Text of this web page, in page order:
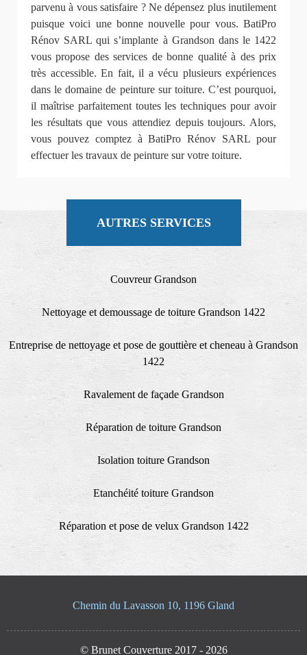
parvenu à vous satisfaire ? Ne dépensez plus inutilement
puisque voici une bonne nouvelle pour vous. BatiPro
Rénov SARL qui s’implante à Grandson dans le 1422
vous propose des services de bonne qualité à des prix
très accessible. En fait, il a vécu plusieurs expériences
dans le domaine de peinture sur toiture. C’est pourquoi,
il maîtrise parfaitement toutes les techniques pour avoir
les résultats que vous attendiez depuis toujours. Alors,
vous pouvez comptez à BatiPro Rénov SARL pour
effectuer les travaux de peinture sur votre toiture.
AUTRES SERVICES
Couvreur Grandson
Nettoyage et demoussage de toiture Grandson 1422
Entreprise de nettoyage et pose de gouttière et cheneau à Grandson
1422
Ravalement de façade Grandson
Réparation de toiture Grandson
Isolation toiture Grandson
Etanchéité toiture Grandson
Réparation et pose de velux Grandson 1422
Chemin du Lavasson 10, 1196 Gland
© Brunet Couverture 2017 - 2026